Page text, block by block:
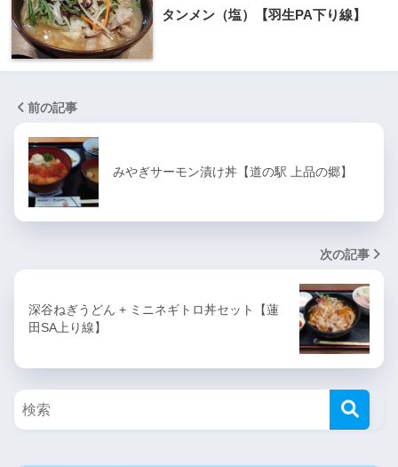
タンメン（塩）【羽生PA下り線】
前の記事
みやぎサーモン漬け丼【道の駅 上品の郷】
次の記事
深谷ねぎうどん + ミニネギトロ丼セット【蓮
田SA上り線】